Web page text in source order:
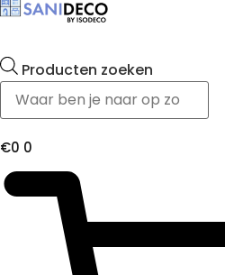
Producten zoeken
€0 0